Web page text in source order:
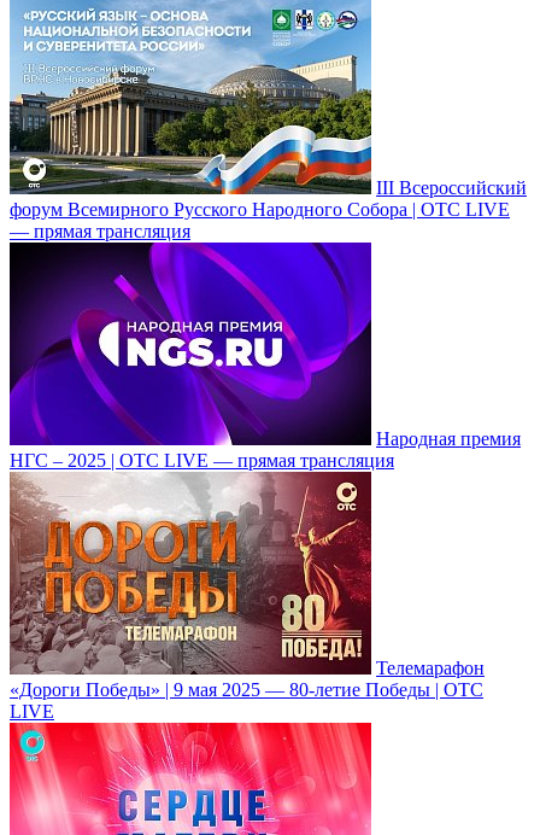
III Всероссийский
форум Всемирного Русского Народного Собора | ОТС LIVE
— прямая трансляция
Народная премия
НГС – 2025 | ОТС LIVE — прямая трансляция
Телемарафон
«Дороги Победы» | 9 мая 2025 — 80-летие Победы | ОТС
LIVE